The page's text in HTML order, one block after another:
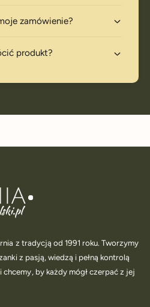
zamówienie?
produkt?
z tradycją od 1991 roku. Tworzymy
z pasją, wiedzą i pełną kontrolą
chcemy, by każdy mógł czerpać z jej